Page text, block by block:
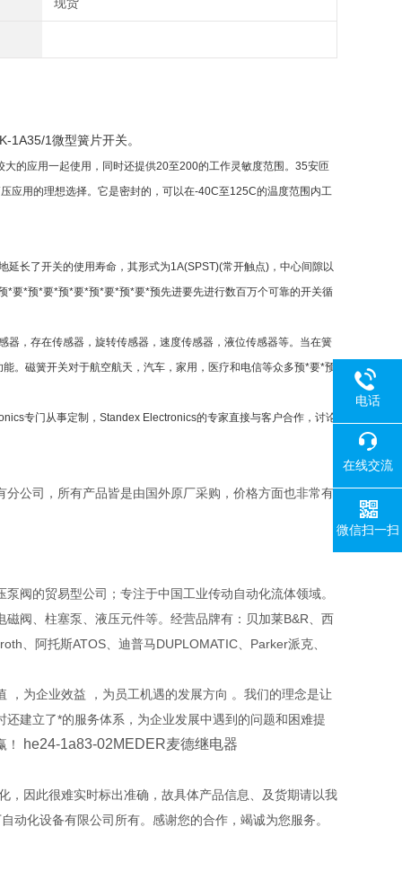
1A35/1微型簧片开关。
的应用一起使用，同时还提供20至200的工作灵敏度范围。35安匝
应用的理想选择。它是密封的，可以在-40C至125C的温度范围内工
长了开关的使用寿命，其形式为1A(SPST)(常开触点)，中心间隙以
要*预*要*预*要*预*要*预*要*预先进要先进行数百万个可靠的开关循
，存在传感器，旋转传感器，速度传感器，液位传感器等。当在簧
。磁簧开关对于航空航天，汽车，家用，医疗和电信等众多预*要*预
专门从事定制，Standex Electronics的专家直接与客户合作，讨论
公司，所有产品皆是由国外原厂采购，价格方面也非常有
阀的贸易型公司；专注于中国工业传动自动化流体领域。
阀、柱塞泵、液压元件等。经营品牌有：贝加莱B&R、西
、阿托斯ATOS、迪普马DUPLOMATIC、Parker派克、
，为企业效益 ，为员工机遇的发展方向 。我们的理念是让
建立了*的服务体系，为企业发展中遇到的问题和困难提
！
he24-1a83-02MEDER麦德继电器
，因此很难实时标出准确，故具体产品信息、及货期请以我
动化设备有限公司所有。感谢您的合作，竭诚为您服务。
电话
在线交流
微信扫一扫